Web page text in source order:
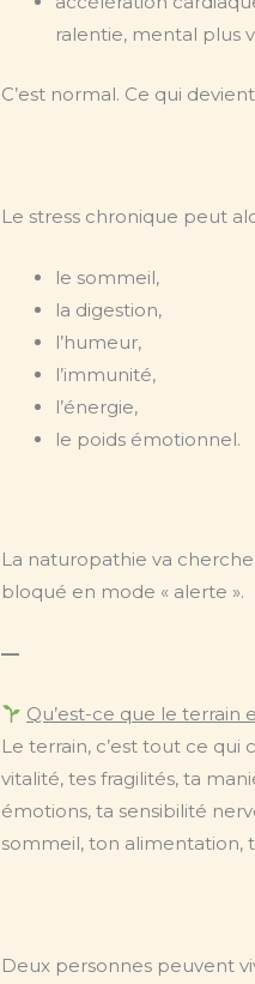
ralentie, mental plus
C’est normal. Ce qui
Le stress chronique peut
le sommeil,
la digestion,
l’humeur,
l’immunité,
l’énergie,
le poids émotionnel.
La naturopathie va
bloqué en mode « alerte ».
—
Qu’est-ce que le terrain
Le terrain, c’est tout ce
vitalité, tes fragilités, ta
émotions, ta sensibilité
sommeil, ton alimentation,
Deux personnes peuvent